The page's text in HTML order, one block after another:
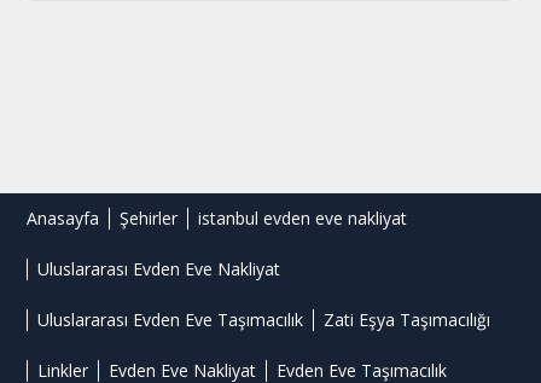
Anasayfa Şehirler istanbul evden eve nakliyat
Uluslararası Evden Eve Nakliyat
Uluslararası Evden Eve Taşımacılık Zati Eşya Taşımacılığı
Linkler Evden Eve Nakliyat Evden Eve Taşımacılık